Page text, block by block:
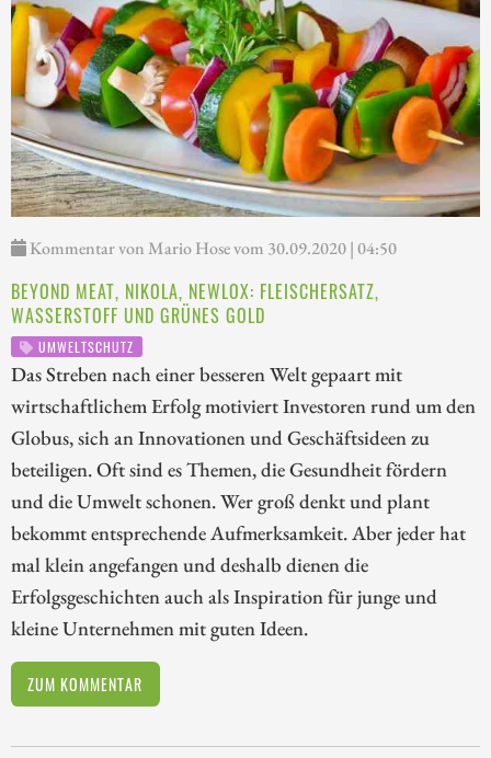
Kommentar von Mario Hose vom 30.09.2020 | 04:50
BEYOND MEAT, NIKOLA, NEWLOX: FLEISCHERSATZ,
WASSERSTOFF UND GRÜNES GOLD
UMWELTSCHUTZ
Das Streben nach einer besseren Welt gepaart mit
wirtschaftlichem Erfolg motiviert Investoren rund um den
Globus, sich an Innovationen und Geschäftsideen zu
beteiligen. Oft sind es Themen, die Gesundheit fördern
und die Umwelt schonen. Wer groß denkt und plant
bekommt entsprechende Aufmerksamkeit. Aber jeder hat
mal klein angefangen und deshalb dienen die
Erfolgsgeschichten auch als Inspiration für junge und
kleine Unternehmen mit guten Ideen.
ZUM KOMMENTAR